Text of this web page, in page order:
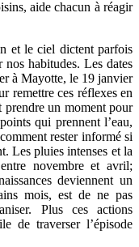
aide chacun à réagir
et le ciel dictent parfois
habitudes. Les dates
à Mayotte, le 19 janvier
remettre ces réflexes en
prendre un moment pour
qui prennent l’eau,
rester informé si
Les pluies intenses et la
novembre et avril;
deviennent un
mois, est de ne pas
Plus ces actions
de traverser l’épisode